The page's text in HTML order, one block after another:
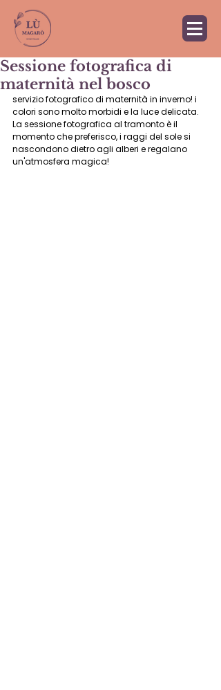
Sessione fotografica di
maternità nel bosco
servizio fotografico di maternità in inverno! i
colori sono molto morbidi e la luce delicata.
La sessione fotografica al tramonto è il
momento che preferisco, i raggi del sole si
nascondono dietro agli alberi e regalano
un'atmosfera magica!